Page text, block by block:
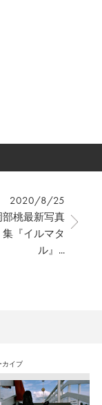
2020/8/25
部桃最新写真
集『イルマタ
ル』...
カイブ